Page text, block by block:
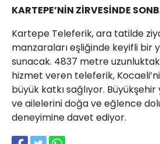
KARTEPE’NİN ZİRVESİNDE
Kartepe Teleferik, ara tatilde
manzaraları eşliğinde keyifli bir
sunacak. 4837 metre
hizmet veren teleferik,
büyük katkı sağlıyor.
ve ailelerini doğa ve eğlence
deneyimine davet ediyor.